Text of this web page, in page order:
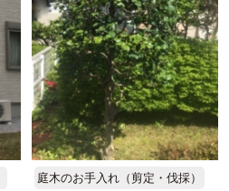
庭木のお手入れ（剪定・伐採）